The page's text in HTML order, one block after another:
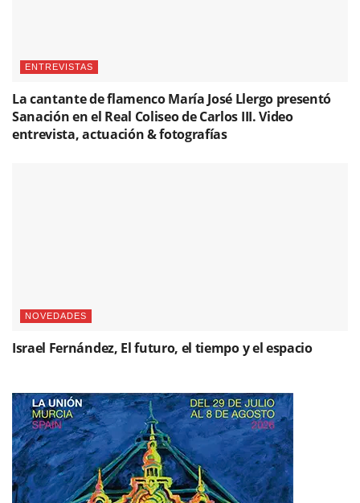
ENTREVISTAS
La cantante de flamenco María José Llergo presentó
Sanación en el Real Coliseo de Carlos III. Video
entrevista, actuación & fotografías
NOVEDADES
Israel Fernández, El futuro, el tiempo y el espacio